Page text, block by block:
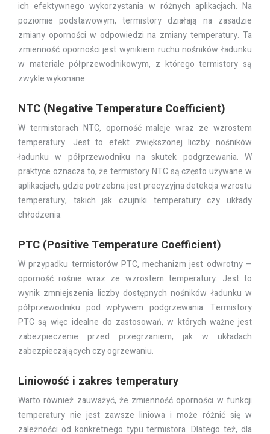
ich efektywnego wykorzystania w różnych aplikacjach. Na
poziomie podstawowym, termistory działają na zasadzie
zmiany oporności w odpowiedzi na zmiany temperatury. Ta
zmienność oporności jest wynikiem ruchu nośników ładunku
w materiale półprzewodnikowym, z którego termistory są
zwykle wykonane.
NTC (Negative Temperature Coefficient)
W termistorach NTC, oporność maleje wraz ze wzrostem
temperatury. Jest to efekt zwiększonej liczby nośników
ładunku w półprzewodniku na skutek podgrzewania. W
praktyce oznacza to, że termistory NTC są często używane w
aplikacjach, gdzie potrzebna jest precyzyjna detekcja wzrostu
temperatury, takich jak czujniki temperatury czy układy
chłodzenia.
PTC (Positive Temperature Coefficient)
W przypadku termistorów PTC, mechanizm jest odwrotny –
oporność rośnie wraz ze wzrostem temperatury. Jest to
wynik zmniejszenia liczby dostępnych nośników ładunku w
półprzewodniku pod wpływem podgrzewania. Termistory
PTC są więc idealne do zastosowań, w których ważne jest
zabezpieczenie przed przegrzaniem, jak w układach
zabezpieczających czy ogrzewaniu.
Liniowość i zakres temperatury
Warto również zauważyć, że zmienność oporności w funkcji
temperatury nie jest zawsze liniowa i może różnić się w
zależności od konkretnego typu termistora. Dlatego też, dla